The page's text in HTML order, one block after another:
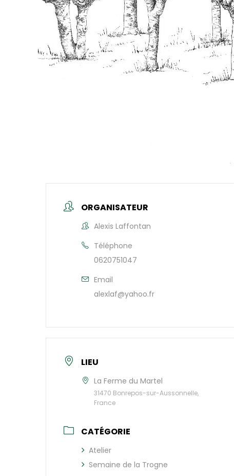
ORGANISATEUR
Alexis Laffontan
Téléphone
0620751047
Email
alexlaf@yahoo.fr
LIEU
La Ferme du Martel
31470 Bonrepos-sur-Aussonnelle,
France
CATÉGORIE
Atelier
Semaine de la Trogne